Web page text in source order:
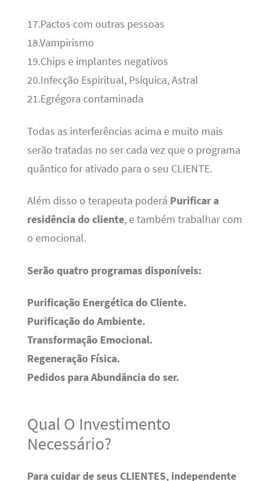
17.Pactos com outras pessoas
18.Vampirismo
19.Chips e implantes negativos
20.Infecção Espiritual, Psíquica, Astral
21.Egrégora contaminada
Todas as interferências acima e muito mais
serão tratadas no ser cada vez que o programa
quântico for ativado para o seu CLIENTE.
Além disso o terapeuta poderá Purificar a
residência do cliente, e também trabalhar com
o emocional.
Serão quatro programas disponíveis:
Purificação Energética do Cliente.
Purificação do Ambiente.
Transformação Emocional.
Regeneração Física.
Pedidos para Abundância do ser.
Qual O Investimento
Necessário?
Para cuidar de seus CLIENTES, independente